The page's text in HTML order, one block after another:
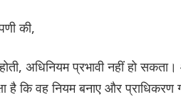
की,
अधिनियम प्रभावी नहीं हो
है कि वह नियम बनाए और प्राधिकरण